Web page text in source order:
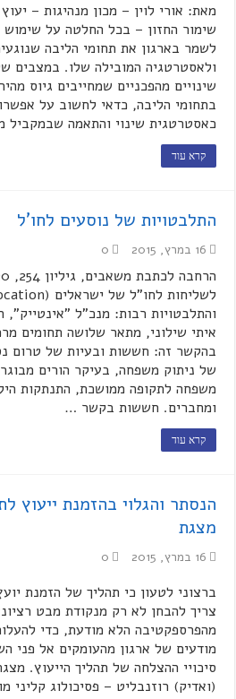
מאת: אורי לוין – מכון מנהיגות –
שימור החזון – בכל החלטה על שימוש
לשמר בארגון את תחומי הליבה
ולאסטרטגיה המובילה שלו. במצבים
שינויים מהפכניים שמחייבים גיוס
כאסטרטגית שינוי והתאמה
קרא עוד
התלבטויות של נוסעים לחו'ל
16 במרץ, 2015 0
והתלבטויות רבות: מנכ"ל "אינטייק",
איתי שילוני, מתאר שלושה תחומים
בהקשר זה: חששות ובעיות של טרום
של ניתוק משפחה, בעיקר הורים
משפחה לתקופה ממושכת, התנתקות
ומחברים. חששות בקשר …
קרא עוד
הנסתר והגלוי בהזמנת ייעוץ
מצגת
16 במרץ, 2015 0
ברצוני לטעון כי תהליך של הזמנת
צריך להבחן לא רק מנקודת מבט
מהפרספקטיבה הלא מודעת, כדי
מודעים של ארגון מהעומקים אל פני
סיכויי ההצלחה של תהליך הייעוץ.
(ואדיק) רוזנבליט – פסיכולוג